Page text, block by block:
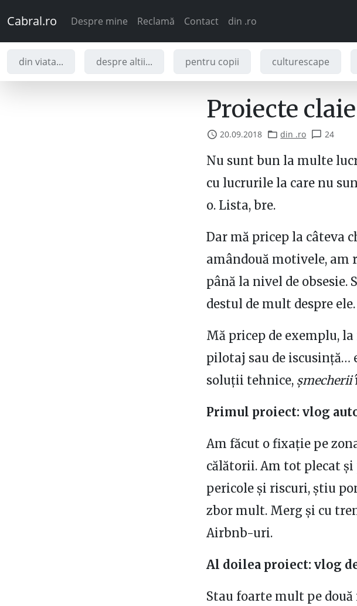
Cabral.ro Despre mine Reclamă Contact din .ro
din viata... despre altii... pentru copii culturescape
Proiecte
20.09.2018 din .ro 24
Nu sunt bun la multe
cu lucrurile la care nu
o. Lista, bre.
Dar mă pricep la câteva
amândouă motivele, am
până la nivel de obsesie.
destul de mult despre ele.
Mă pricep de exemplu,
pilotaj sau de iscusință…
soluții tehnice, șmecherii
Primul proiect: vlog
Am făcut o fixație pe
călătorii. Am tot plecat
pericole și riscuri, știu
zbor mult. Merg și cu
Airbnb-uri.
Al doilea proiect: vlog
Stau foarte mult pe două